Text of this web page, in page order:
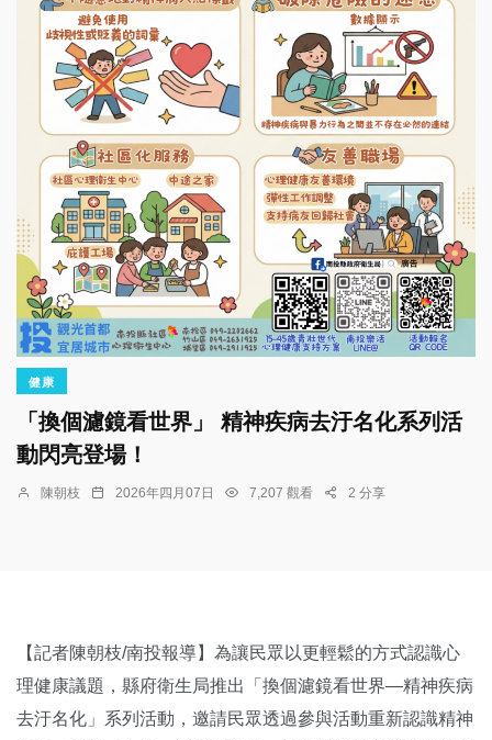
健康
「換個濾鏡看世界」 精神疾病去汙名化系列活
動閃亮登場！
陳朝枝 2026年四月07日 7,207 觀看 2 分享
【記者陳朝枝/南投報導】為讓民眾以更輕鬆的方式認識心
理健康議題，縣府衛生局推出「換個濾鏡看世界—精神疾病
去汙名化」系列活動，邀請民眾透過參與活動重新認識精神